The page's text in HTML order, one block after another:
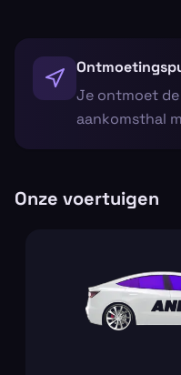
Je ontmoet
aankomsthal
Onze voertuigen